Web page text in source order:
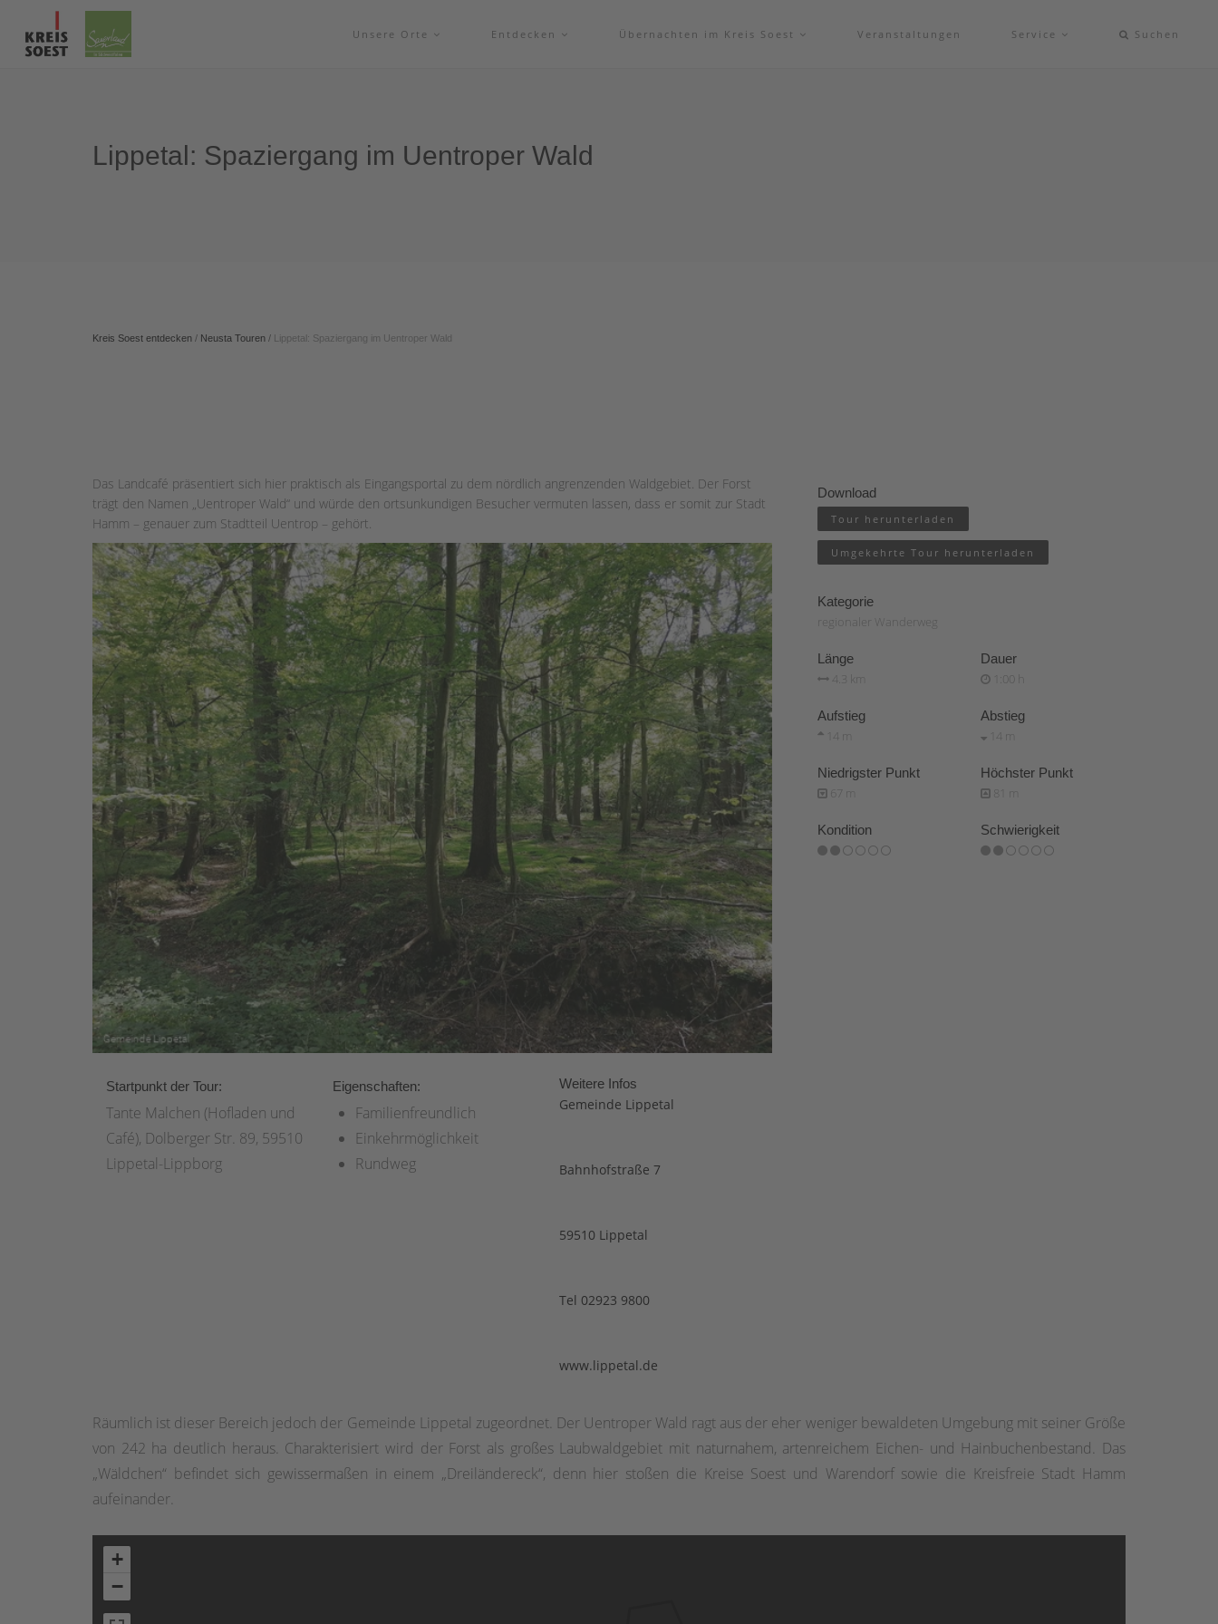
Unsere Orte Entdecken Übernachten im Kreis Soest Veranstaltungen Service Suchen
Lippetal: Spaziergang im Uentroper Wald
Kreis Soest entdecken / Neusta Touren / Lippetal: Spaziergang im Uentroper Wald
Das Landcafé präsentiert sich hier praktisch als Eingangsportal zu dem nördlich angrenzenden Waldgebiet. Der Forst
trägt den Namen „Uentroper Wald“ und würde den ortsunkundigen Besucher vermuten lassen, dass er somit zur Stadt
Hamm – genauer zum Stadtteil Uentrop – gehört.
Startpunkt der Tour:
Tante Malchen (Hofladen und
Café), Dolberger Str. 89, 59510
Lippetal-Lippborg
Eigenschaften:
Familienfreundlich
Einkehrmöglichkeit
Rundweg
Weitere Infos
Gemeinde Lippetal
Bahnhofstraße 7
59510 Lippetal
Tel 02923 9800
www.lippetal.de
Download
Tour herunterladen
Umgekehrte Tour herunterladen
Kategorie
regionaler Wanderweg
Länge
4.3 km
Dauer
1:00 h
Aufstieg
14 m
Abstieg
14 m
Niedrigster Punkt
67 m
Höchster Punkt
81 m
Kondition Schwierigkeit
Räumlich ist dieser Bereich jedoch der Gemeinde Lippetal zugeordnet. Der Uentroper Wald ragt aus der eher weniger bewaldeten Umgebung mit seiner Größe
von 242 ha deutlich heraus. Charakterisiert wird der Forst als großes Laubwaldgebiet mit naturnahem, artenreichem Eichen- und Hainbuchenbestand. Das
„Wäldchen“ befindet sich gewissermaßen in einem „Dreiländereck“, denn hier stoßen die Kreise Soest und Warendorf sowie die Kreisfreie Stadt Hamm
aufeinander.
+
−